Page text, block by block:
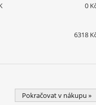
0
6318
Pokračovat v nákupu »